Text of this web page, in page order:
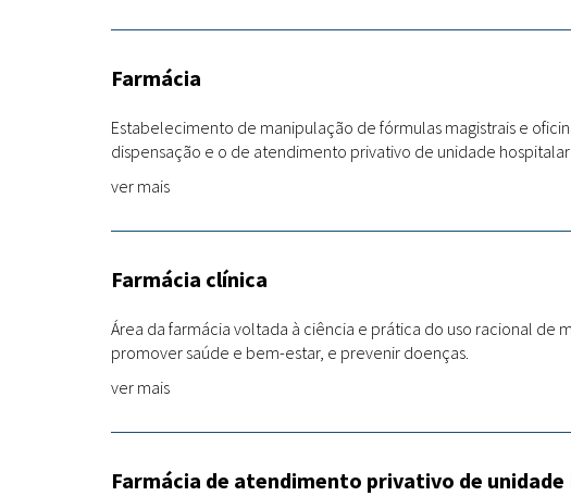
Farmácia
Estabelecimento de manipulação de fórmulas magistrais e
dispensação e o de atendimento privativo de unidade
ver mais
Farmácia clínica
Área da farmácia voltada à ciência e prática do uso racional
promover saúde e bem-estar, e prevenir doenças.
ver mais
Farmácia de atendimento privativo de